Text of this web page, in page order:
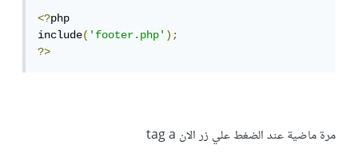
<?php
include('footer.php');
?>
مرة ماضية عند الضغط علي زر الان tag a